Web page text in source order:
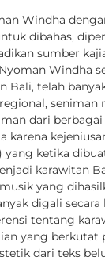
Windha
dibahas,
sumber
Windha
Bali, telah
seniman
dari
karena
yang ketika
karawitan
yang
digali secara
tentang
yang berkutat
dari teks